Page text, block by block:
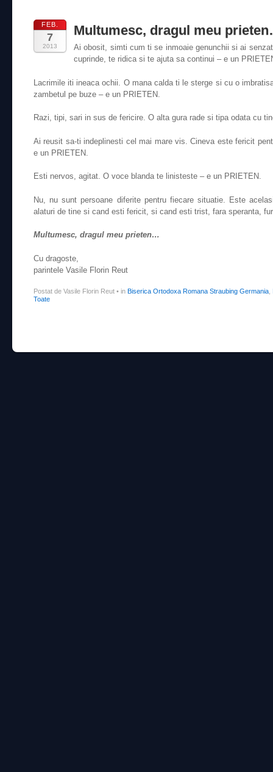
FEB.
7
2013
Multumesc, dragul meu
Ai obosit, simti cum ti se inmoaie genunchii si ai
cuprinde, te ridica si te ajuta sa continui – e un
Lacrimile iti ineaca ochii. O mana calda ti le sterge si cu o
zambetul pe buze – e un PRIETEN.
Razi, tipi, sari in sus de fericire. O alta gura rade si tipa odata cu
Ai reusit sa-ti indeplinesti cel mai mare vis. Cineva este fericit
e un PRIETEN.
Esti nervos, agitat. O voce blanda te linisteste – e un PRIETEN.
Nu, nu sunt persoane diferite pentru fiecare situatie. Este
alaturi de tine si cand esti fericit, si cand esti trist, fara speranta,
Multumesc, dragul meu prieten…
Cu dragoste,
parintele Vasile Florin Reut
Postat de Vasile Florin Reut • in Biserica Ortodoxa Romana Straubing Germania
Toate